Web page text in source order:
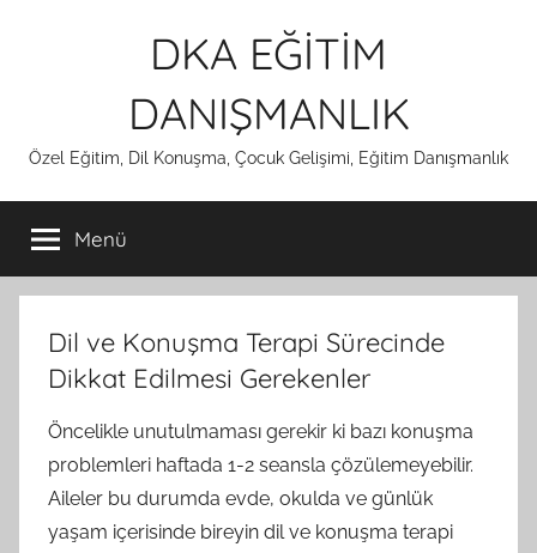
DKA EĞİTİM
DANIŞMANLIK
Özel Eğitim, Dil Konuşma, Çocuk Gelişimi, Eğitim Danışmanlık
Menü
Dil ve Konuşma Terapi Sürecinde
Dikkat Edilmesi Gerekenler
Öncelikle unutulmaması gerekir ki bazı konuşma
problemleri haftada 1-2 seansla çözülemeyebilir.
Aileler bu durumda evde, okulda ve günlük
yaşam içerisinde bireyin dil ve konuşma terapi